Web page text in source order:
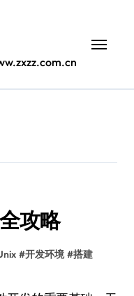
攻略
#开发环境 #搭建